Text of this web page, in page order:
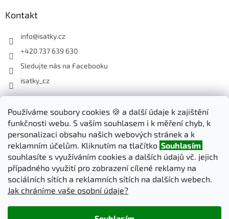
Používáme soubory cookies 🍪 a další údaje k zajištění
funkčnosti webu. S vaším souhlasem i k měření chyb, k
personalizaci obsahu našich webových stránek a k
reklamním účelům. Kliknutím na tlačítko Souhlasím
souhlasíte s využíváním cookies a dalších údajů vč. jejich
případného využití pro zobrazení cílené reklamy na
sociálních sítích a reklamních sítích na dalších webech.
Jak chráníme vaše osobní údaje?
Kontakt
info@isatky.cz
+420 737 639 630
Sledujte nás na Facebooku
isatky_cz
Odebírat newsletter
Vložte svůj e-mail a my vám budeme zasílat informace o nových
produktech na našem e-shopu.
E-mail
PŘIHLÁSIT SE